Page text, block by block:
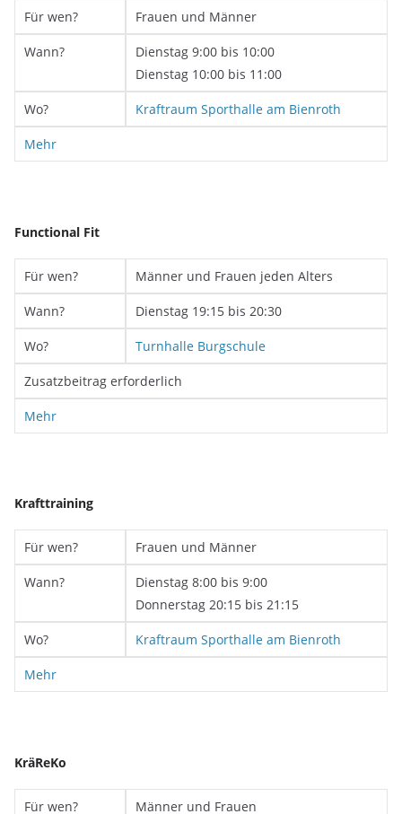
Für wen? Frauen und Männer
Wann?
Dienstag 9:00 bis 10:00
Dienstag 10:00 bis 11:00
Wo? Kraftraum Sporthalle am Bienroth
Mehr
Functional Fit
Für wen? Männer und Frauen jeden Alters
Wann? Dienstag 19:15 bis 20:30
Wo? Turnhalle Burgschule
Zusatzbeitrag erforderlich
Mehr
Krafttraining
Für wen? Frauen und Männer
Wann?
Dienstag 8:00 bis 9:00
Donnerstag 20:15 bis 21:15
Wo? Kraftraum Sporthalle am Bienroth
Mehr
KräReKo
Für wen? Männer und Frauen